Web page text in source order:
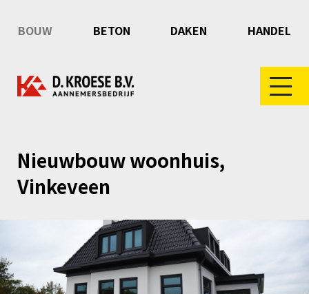
BOUW BETON DAKEN HANDEL
Nieuwbouw woonhuis,
Vinkeveen